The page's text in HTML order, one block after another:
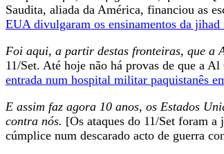
Saudita, aliada da América, financiou as
EUA divulgaram os ensinamentos da
Foi aqui, a partir destas fronteiras, que a
11/Set. Até hoje não há provas de que a
entrada num hospital militar paquistanês
E assim faz agora 10 anos, os Estados
contra nós. [Os ataques do 11/Set foram
cúmplice num descarado acto de guerra